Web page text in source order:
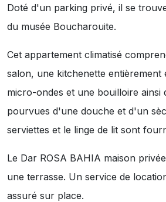
Doté d'un parking privé, il se
du musée Boucharouite.
Cet appartement climatisé
salon, une kitchenette entièrement
micro-ondes et une bouilloire ainsi
pourvues d'une douche et d'un
serviettes et le linge de lit sont
Le Dar ROSA BAHIA maison
une terrasse. Un service de
assuré sur place.